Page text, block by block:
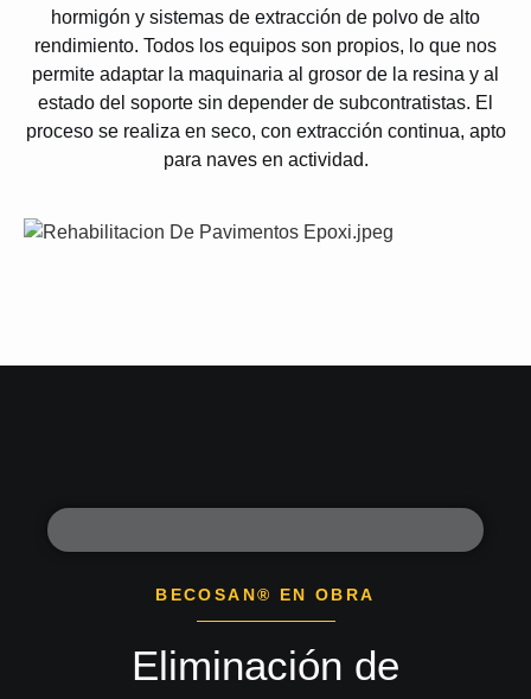
hormigón y sistemas de extracción de polvo de alto
rendimiento. Todos los equipos son propios, lo que nos
permite adaptar la maquinaria al grosor de la resina y al
estado del soporte sin depender de subcontratistas. El
proceso se realiza en seco, con extracción continua, apto
para naves en actividad.
BECOSAN® EN OBRA
Eliminación de